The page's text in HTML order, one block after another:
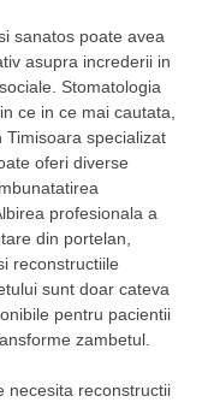
sanatos poate avea
asupra increderii in
Stomatologia
ce in ce mai cautata,
Timisoara specializat
oferi diverse
profesionala a
din portelan,
reconstructiile
sunt doar cateva
pentru pacientii
zambetul.
necesita reconstructii